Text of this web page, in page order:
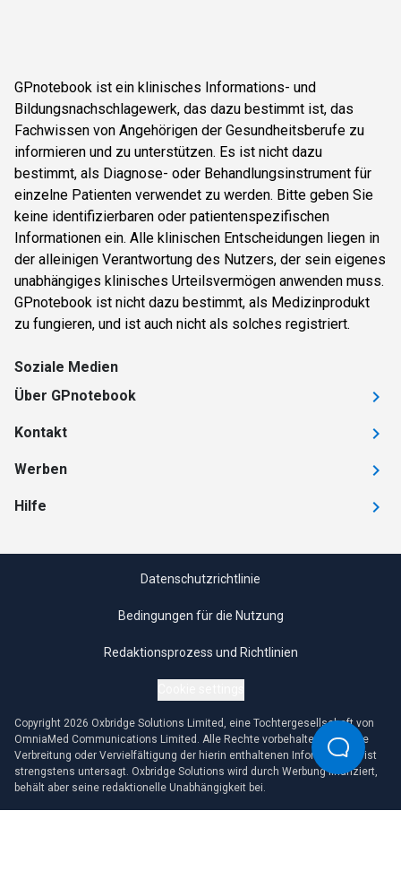
GPnotebook ist ein klinisches Informations- und
Bildungsnachschlagewerk, das dazu bestimmt ist, das
Fachwissen von Angehörigen der Gesundheitsberufe zu
informieren und zu unterstützen. Es ist nicht dazu
bestimmt, als Diagnose- oder Behandlungsinstrument für
einzelne Patienten verwendet zu werden. Bitte geben Sie
keine identifizierbaren oder patientenspezifischen
Informationen ein. Alle klinischen Entscheidungen liegen in
der alleinigen Verantwortung des Nutzers, der sein eigenes
unabhängiges klinisches Urteilsvermögen anwenden muss.
GPnotebook ist nicht dazu bestimmt, als Medizinprodukt
zu fungieren, und ist auch nicht als solches registriert.
Soziale Medien
Über GPnotebook
Kontakt
Werben
Hilfe
Datenschutzrichtlinie
Bedingungen für die Nutzung
Redaktionsprozess und Richtlinien
Copyright 2026 Oxbridge Solutions Limited, eine Tochtergesellschaft von
OmniaMed Communications Limited. Alle Rechte vorbehalten. Jegliche
Verbreitung oder Vervielfältigung der hierin enthaltenen Informationen ist
strengstens untersagt. Oxbridge Solutions wird durch Werbung finanziert,
behält aber seine redaktionelle Unabhängigkeit bei.